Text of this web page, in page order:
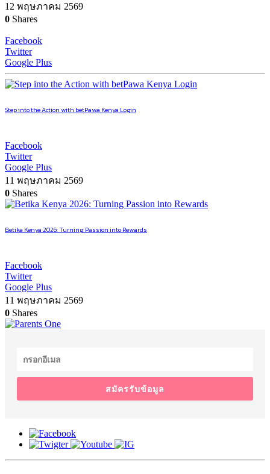
12 พฤษภาคม 2569
0 Shares
Facebook
Twitter
Google Plus
Step into the Action with betPawa Kenya Login
Facebook
Twitter
Google Plus
11 พฤษภาคม 2569
0 Shares
Betika Kenya 2026: Turning Passion into Rewards
Facebook
Twitter
Google Plus
11 พฤษภาคม 2569
0 Shares
สมัครรับข้อมูล